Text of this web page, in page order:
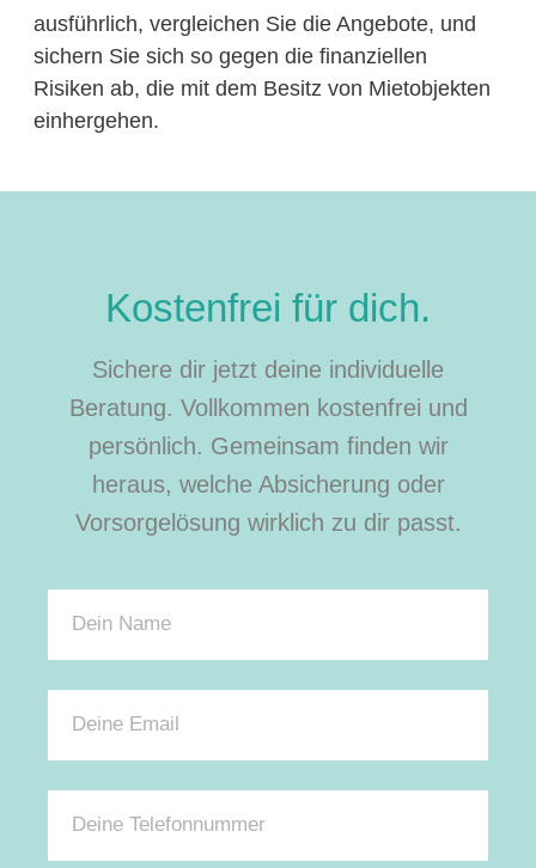
ausführlich, vergleichen Sie die Angebote, und
sichern Sie sich so gegen die finanziellen
Risiken ab, die mit dem Besitz von Mietobjekten
einhergehen.
Kostenfrei für dich.
Sichere dir jetzt deine individuelle
Beratung. Vollkommen kostenfrei und
persönlich. Gemeinsam finden wir
heraus, welche Absicherung oder
Vorsorgelösung wirklich zu dir passt.